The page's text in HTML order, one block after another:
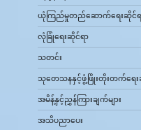
ယုံကြည်မှုတည်ဆောက်ရေးဆိုင်ရ
လုံခြုံရေးဆိုင်ရာ
သတင်း
သုတေသနနှင့်ဖွံ့ဖြိုးတိုးတက်ရေး
အမိန့်နှင့်ညွှန်ကြားချက်များ
အသိပညာပေး